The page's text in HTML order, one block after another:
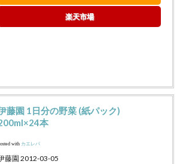
楽天市場
藤園 1日分の野菜 (紙パック)
本
with カエレバ
藤園 2012-03-05